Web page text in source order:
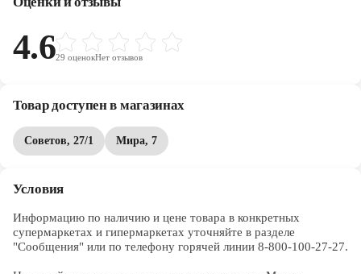
4.629 оценокНет отзывов
Товар доступен в магазинах
Советов, 27/1 Мира, 7
Условия
Информацию по наличию и цене товара в конкретных
супермаркетах и гипермаркетах уточняйте в разделе
"Сообщения" или по телефону горячей линии 8-800-100-27-27.